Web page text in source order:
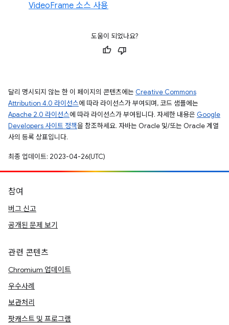
VideoFrame 소스 사용
도움이 되었나요?
달리 명시되지 않는 한 이 페이지의 콘텐츠에는 Creative Commons
Attribution 4.0 라이선스에 따라 라이선스가 부여되며, 코드 샘플에는
Apache 2.0 라이선스에 따라 라이선스가 부여됩니다. 자세한 내용은 Google
Developers 사이트 정책을 참조하세요. 자바는 Oracle 및/또는 Oracle 계열
사의 등록 상표입니다.
최종 업데이트: 2023-04-26(UTC)
참여
버그 신고
공개된 문제 보기
관련 콘텐츠
Chromium 업데이트
우수사례
보관처리
팟캐스트 및 프로그램